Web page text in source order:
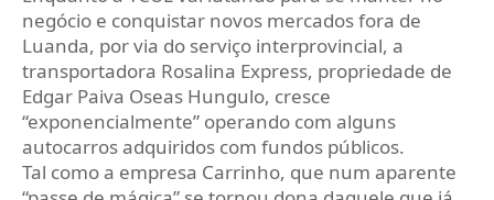
negócio e conquistar novos mercados fora de
Luanda, por via do serviço interprovincial, a
transportadora Rosalina Express, propriedade de
Edgar Paiva Oseas Hungulo, cresce
“exponencialmente” operando com alguns
autocarros adquiridos com fundos públicos.
Tal como a empresa Carrinho, que num aparente